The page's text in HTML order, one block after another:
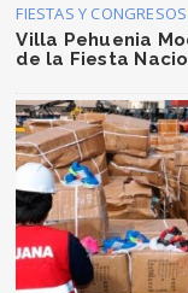
FIESTAS Y CONGRESOS
Villa Pehuenia
de la Fiesta